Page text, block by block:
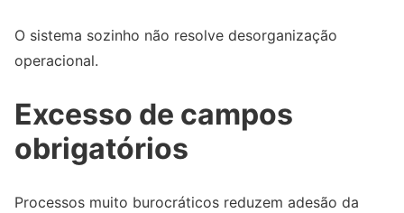
O sistema sozinho não resolve desorganização
operacional.
Excesso de campos
obrigatórios
Processos muito burocráticos reduzem adesão da